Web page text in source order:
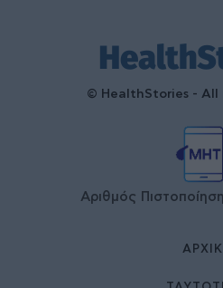
© HealthStories - All
Αριθμός